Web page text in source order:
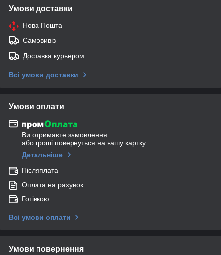
Умови доставки
Нова Пошта
Самовивіз
Доставка курьером
Всі умови доставки
Умови оплати
Ви отримаєте замовлення
або гроші повернуться на вашу картку
Детальніше
Післяплата
Оплата на рахунок
Готівкою
Всі умови оплати
Умови повернення